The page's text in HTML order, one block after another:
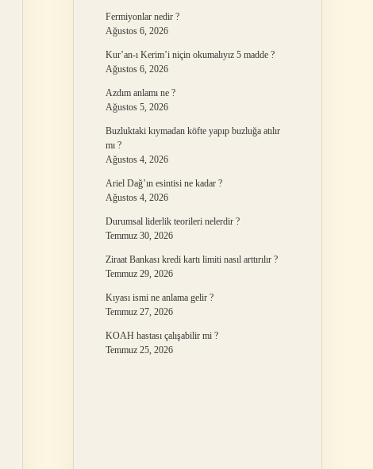
Fermiyonlar nedir ?
Ağustos 6, 2026
Kur’an-ı Kerim’i niçin okumalıyız 5 madde ?
Ağustos 6, 2026
Azdım anlamı ne ?
Ağustos 5, 2026
Buzluktaki kıymadan köfte yapıp buzluğa atılır
mı ?
Ağustos 4, 2026
Ariel Dağ’ın esintisi ne kadar ?
Ağustos 4, 2026
Durumsal liderlik teorileri nelerdir ?
Temmuz 30, 2026
Ziraat Bankası kredi kartı limiti nasıl arttırılır ?
Temmuz 29, 2026
Kıyası ismi ne anlama gelir ?
Temmuz 27, 2026
KOAH hastası çalışabilir mi ?
Temmuz 25, 2026